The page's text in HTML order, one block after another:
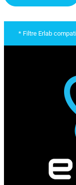
* Filtre Erlab